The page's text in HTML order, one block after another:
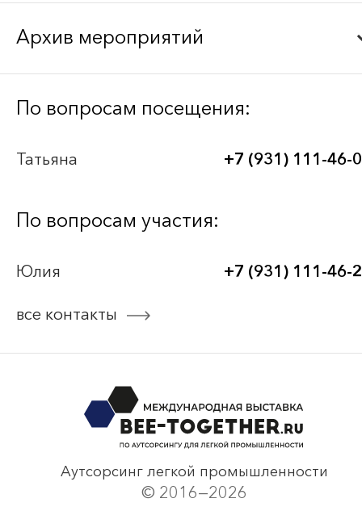
Архив мероприятий
Bee-Together 21 (2026)
BEE-TOGETHER.KG 3-я Международная
По вопросам посещения:
Татьяна +7 (931) 111-46-
По вопросам участия:
Юлия +7 (931) 111-46-
все контакты
Аутсорсинг легкой промышленности
© 2016—2026